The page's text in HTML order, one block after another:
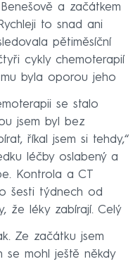
a začátkem
to snad ani
pětiměsíční
cykly chemoterapií
byla oporou jeho
se stalo
jsem byl bez
říkal jsem si tehdy,“
léčby oslabený a
Kontrola a CT
šesti týdnech od
že léky zabírají. Celý
Ze začátku jsem
se mohl ještě někdy